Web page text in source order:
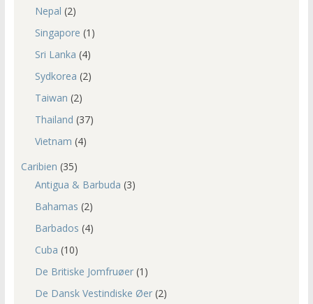
Nepal (2)
Singapore (1)
Sri Lanka (4)
Sydkorea (2)
Taiwan (2)
Thailand (37)
Vietnam (4)
Caribien (35)
Antigua & Barbuda (3)
Bahamas (2)
Barbados (4)
Cuba (10)
De Britiske Jomfruøer(1)
De Dansk Vestindiske Øer(2)